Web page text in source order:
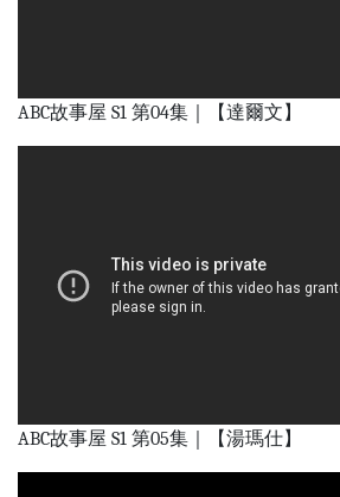
ABC故事屋 S1 第04集｜【達爾文】
ABC故事屋 S1 第05集｜【湯瑪仕】